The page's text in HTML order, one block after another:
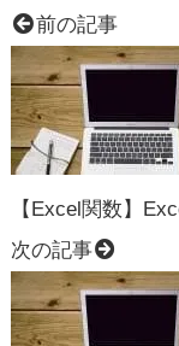
前の記事
【Excel関数】
次の記事